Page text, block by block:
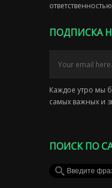
ПОДПИСКА
Каждое утро мы
самых важных и
ПОИСК ПО